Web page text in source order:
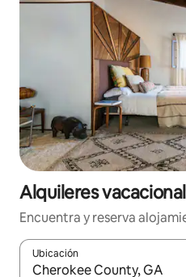
Alquileres
Encuentra y reserva
Ubicación
Cuando los resultados estén